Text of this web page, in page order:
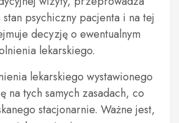
psychiczny pacjenta i na tej
decyzję o ewentualnym
lekarskiego.
lekarskiego wystawionego
na tych samych zasadach, co
stacjonarnie. Ważne jest,